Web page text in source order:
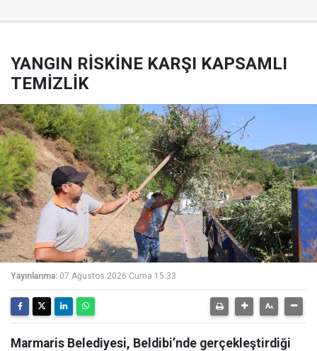
YANGIN RİSKİNE KARŞI KAPSAMLI
TEMİZLİK
Yayınlanma: 07 Ağustos 2026 Cuma 15:33
Marmaris Belediyesi, Beldibi’nde gerçekleştirdiği